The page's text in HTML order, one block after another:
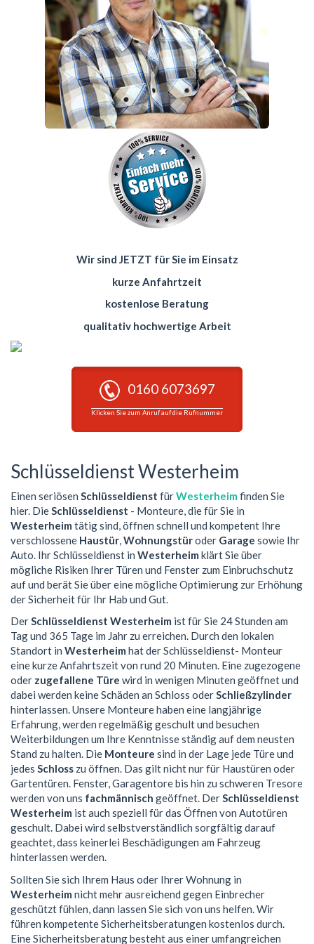
Wir sind JETZT für Sie im Einsatz
kurze Anfahrtzeit
kostenlose Beratung
qualitativ hochwertige Arbeit
0160 6073697
Klicken Sie zum Anruf auf die Rufnummer
Schlüsseldienst Westerheim
Einen seriösen Schlüsseldienst fürWesterheim finden Sie
hier. DieSchlüsseldienst - Monteure, die für Sie in
Westerheim tätig sind, öffnen schnell und kompetent Ihre
verschlossene Haustür,Wohnungstüroder Garage sowie Ihr
Auto. Ihr Schlüsseldienst in Westerheim klärt Sie über
mögliche Risiken Ihrer Türen und Fenster zum Einbruchschutz
auf und berät Sie über eine mögliche Optimierung zur Erhöhung
der Sicherheit für Ihr Hab und Gut.
DerSchlüsseldienst Westerheim ist für Sie 24 Stunden am
Tag und 365 Tage im Jahr zu erreichen. Durch den lokalen
Standort in Westerheim hat der Schlüsseldienst- Monteur
eine kurze Anfahrtszeit von rund 20 Minuten. Eine zugezogene
oder zugefallene Türe wird in wenigen Minuten geöffnet und
dabei werden keine Schäden an Schloss oderSchließzylinder
hinterlassen. Unsere Monteure haben eine langjährige
Erfahrung, werden regelmäßig geschult und besuchen
Weiterbildungen um Ihre Kenntnisse ständig auf dem neusten
Stand zu halten. Die Monteure sind in der Lage jede Türe und
jedes Schloss zu öffnen. Das gilt nicht nur für Haustüren oder
Gartentüren. Fenster, Garagentore bis hin zu schweren Tresore
werden von uns fachmännisch geöffnet. DerSchlüsseldienst
Westerheim ist auch speziell für das Öffnen von Autotüren
geschult. Dabei wird selbstverständlich sorgfältig darauf
geachtet, dass keinerlei Beschädigungen am Fahrzeug
hinterlassen werden.
Sollten Sie sich Ihrem Haus oder Ihrer Wohnung in
Westerheim nicht mehr ausreichend gegen Einbrecher
geschützt fühlen, dann lassen Sie sich von uns helfen. Wir
führen kompetente Sicherheitsberatungen kostenlos durch.
Eine Sicherheitsberatung besteht aus einer umfangreichen